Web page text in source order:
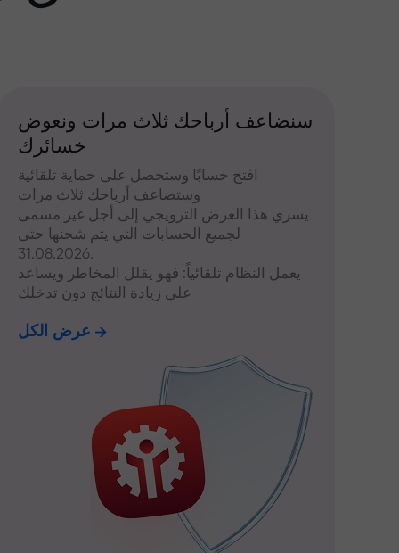
سنضاعف أرباحك ثلاث مرات ونعوض
خسائرك
افتح حسابًا وستحصل على حماية تلقائية
وستضاعف أرباحك ثلاث مرات
يسري هذا العرض الترويجي إلى أجل غير مسمى
لجميع الحسابات التي يتم شحنها حتى
31.08.2026.
يعمل النظام تلقائياً: فهو يقلل المخاطر ويساعد
على زيادة النتائج دون تدخلك
عرض الكل